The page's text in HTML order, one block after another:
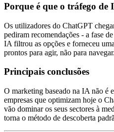
Porque é que o tráfego de
Os utilizadores do ChatGPT
pediram recomendações - a fase
IA filtrou as opções e forneceu
prontos para agir, não para navegar.
Principais conclusões
O marketing baseado na IA não é
empresas que optimizam hoje o
vão dominar os seus sectores à
torna o método de descoberta